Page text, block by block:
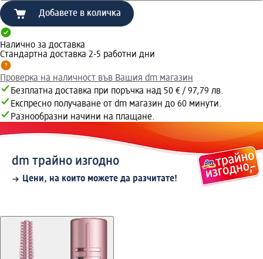
Добавете в количка
Налично за доставка
Стандартна доставка 2-5 работни дни
Проверка на наличност във Вашия dm магазин
Безплатна доставка при поръчка над 50 € / 97,79 лв.
Експресно получаване от dm магазин до 60 минути.
Разнообразни начини на плащане.
dm трайно изгодно
Цени, на които можете да разчитате!